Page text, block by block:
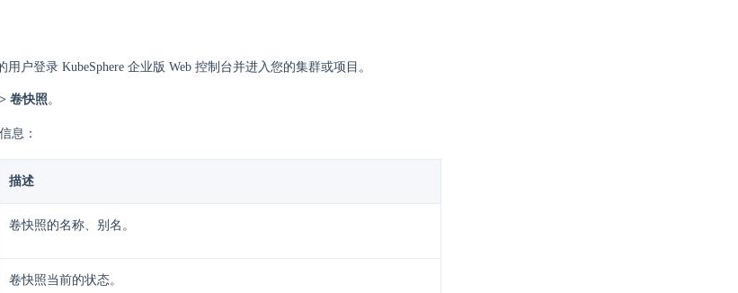
用户登录 KubeSphere 企业版 Web 控制台并进入您的集群或项目。
卷快照。
息：
描述
卷快照的名称、别名。
卷快照当前的状态。